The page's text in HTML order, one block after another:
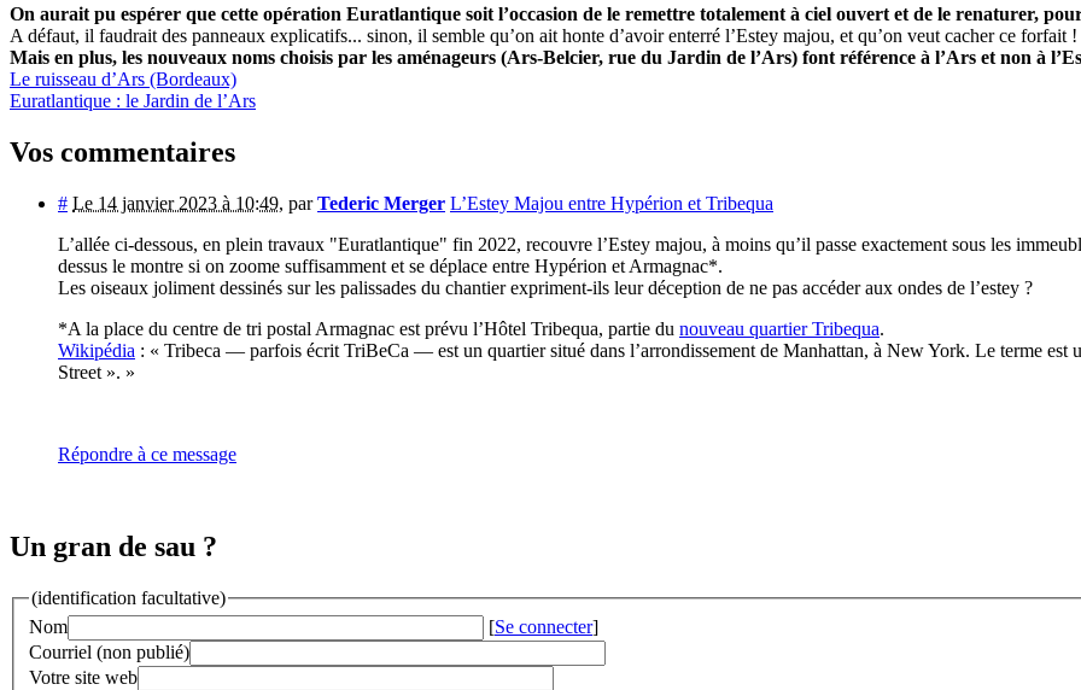
On aurait pu espérer que cette opération Euratlantique soit l’occasion de le remettre totalement à ciel ouvert et de le renaturer,
A défaut, il faudrait des panneaux explicatifs... sinon, il semble qu’on ait honte d’avoir enterré l’Estey majou, et qu’on veut cacher ce forfait !
Mais en plus, les nouveaux noms choisis par les aménageurs (Ars-Belcier, rue du Jardin de l’Ars) font référence à l’Ars et non à
Le ruisseau d’Ars (Bordeaux)
Euratlantique : le Jardin de l’Ars
Vos commentaires
# Le 14 janvier 2023 à 10:49, parTederic Merger L’Estey Majou entre Hypérion et Tribequa
L’allée ci-dessous, en plein travaux "Euratlantique" fin 2022, recouvre l’Estey majou, à moins qu’il passe exactement sous les
dessus le montre si on zoome suffisamment et se déplace entre Hypérion et Armagnac*.
Les oiseaux joliment dessinés sur les palissades du chantier expriment-ils leur déception de ne pas accéder aux ondes de l’estey ?
*A la place du centre de tri postal Armagnac est prévu l’Hôtel Tribequa, partie du nouveau quartier Tribequa.
Wikipédia : « Tribeca — parfois écrit TriBeCa — est un quartier situé dans l’arrondissement de Manhattan, à New York. Le terme est
Street ». »
Répondre à ce message
Un gran de sau ?
(identification facultative)
Nom
[Se connecter]
Courriel (non publié)
Votre site web